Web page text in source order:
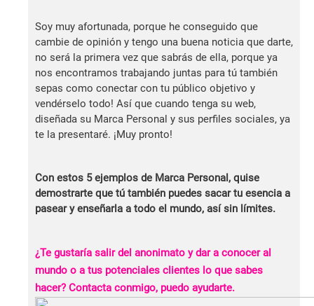
Soy muy afortunada, porque he conseguido que
cambie de opinión y tengo una buena noticia que darte,
no será la primera vez que sabrás de ella, porque ya
nos encontramos trabajando juntas para tú también
sepas como conectar con tu público objetivo y
vendérselo todo! Así que cuando tenga su web,
diseñada su Marca Personal y sus perfiles sociales, ya
te la presentaré. ¡Muy pronto!
Con estos 5 ejemplos de Marca Personal, quise
demostrarte que tú también puedes sacar tu esencia a
pasear y enseñarla a todo el mundo, así sin límites.
¿Te gustaría salir del anonimato y dar a conocer al
mundo o a tus potenciales clientes lo que sabes
hacer? Contacta conmigo, puedo ayudarte.